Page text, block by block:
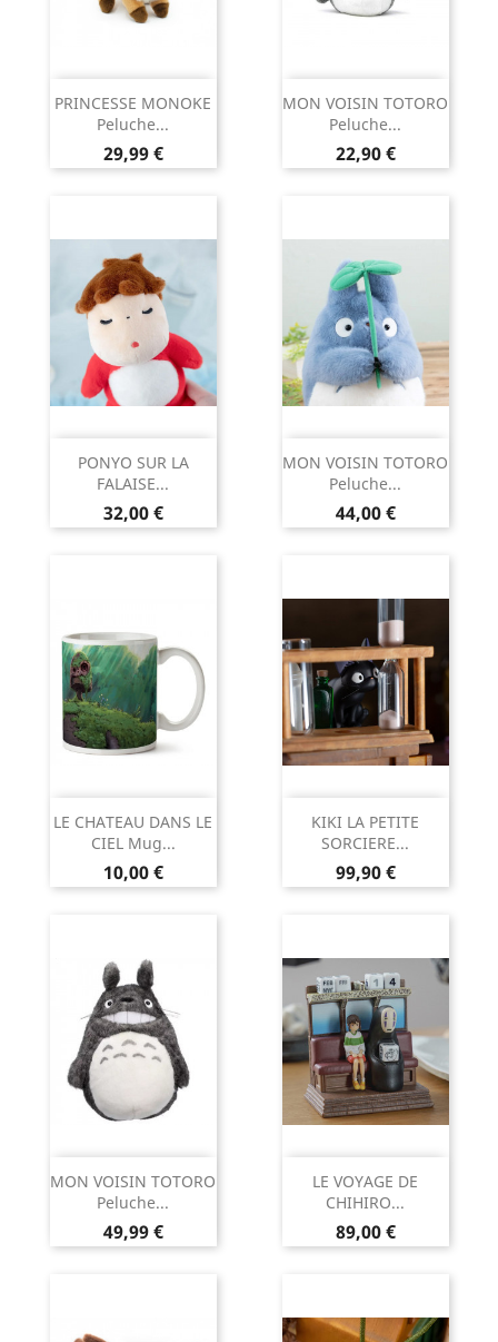
PRINCESSE MONOKE
Peluche...
Prix
29,99 €
MON VOISIN TOTORO
Peluche...
Prix
22,90 €
PONYO SUR LA
FALAISE...
Prix
32,00 €
MON VOISIN TOTORO
Peluche...
Prix
44,00 €
LE CHATEAU DANS LE
CIEL Mug...
Prix
10,00 €
KIKI LA PETITE
SORCIERE...
Prix
99,90 €
MON VOISIN TOTORO
Peluche...
Prix
49,99 €
LE VOYAGE DE
CHIHIRO...
Prix
89,00 €